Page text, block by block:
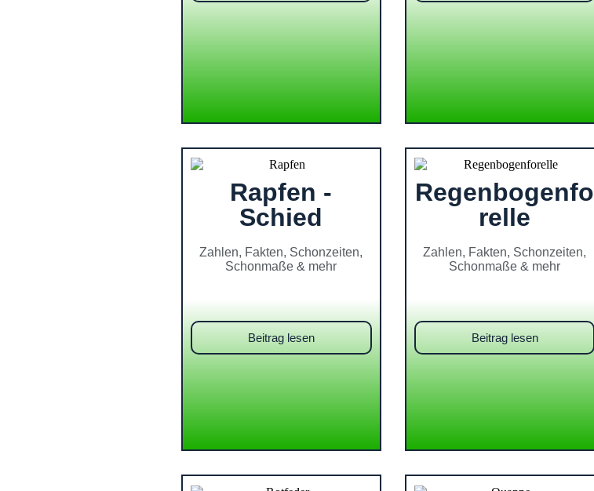
Rapfen -
Schied
Zahlen, Fakten, Schonzeiten,
Schonmaße & mehr
Beitrag lesen
Regenbogenfo
relle
Zahlen, Fakten, Schonzeiten,
Schonmaße & mehr
Beitrag lesen